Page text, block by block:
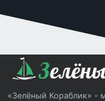
«Зелёный Кораблик» -